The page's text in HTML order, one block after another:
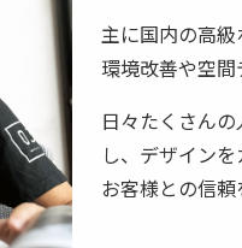
主に国内の高級
環境改善や空間
日々たくさん
し、デザイン
お客様との信頼